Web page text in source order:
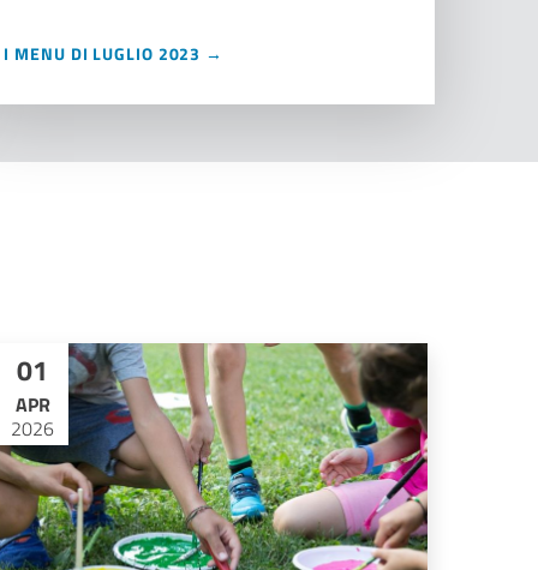
I MENU DI LUGLIO 2023 →
01
APR
2026